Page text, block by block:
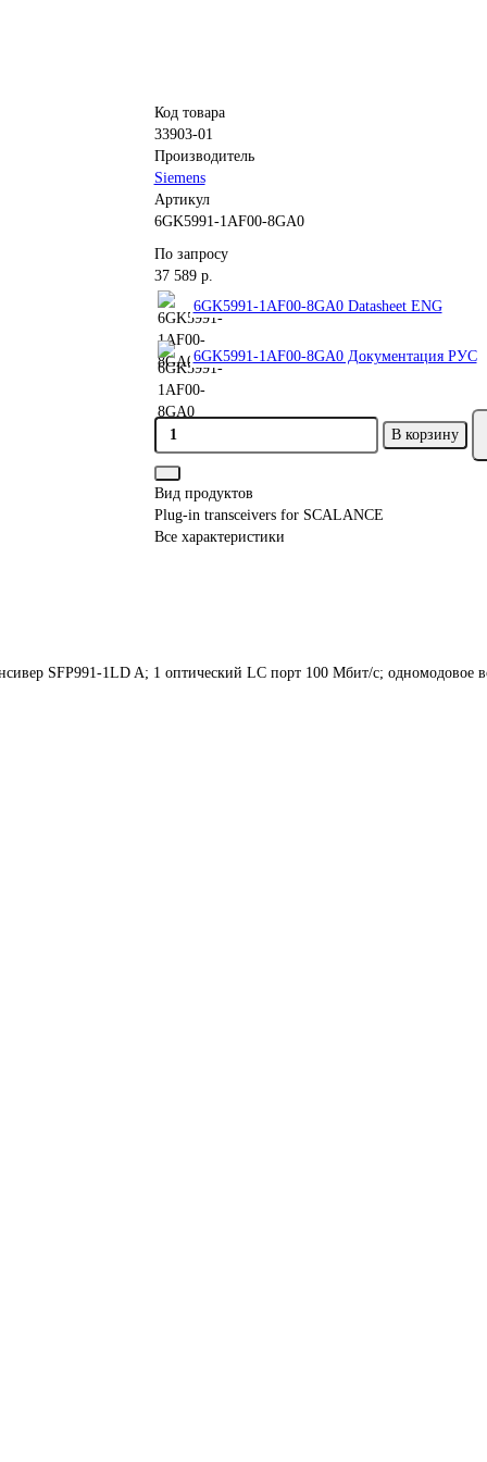
Код товара
33903-01
Производитель
Siemens
Артикул
6GK5991-1AF00-8GA0
По запросу
37 589 р.
6GK5991-1AF00-8GA0 Datasheet ENG
6GK5991-1AF00-8GA0 Документация РУС
В корзину
Вид продуктов
Plug-in transceivers for SCALANCE
Все характеристики
SFP991-1LD A; 1 оптический LC порт 100 Мбит/с; одномодовое